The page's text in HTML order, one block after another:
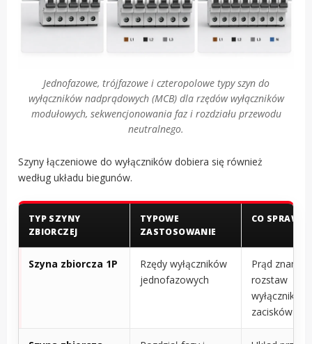
Jednofazowe, trójfazowe i czteropolowe typy szyn do
wyłączników nadprądowych (MCB) dla rzędów wyłączników
modułowych, sekwencjonowania faz i rozdziału przewodu
neutralnego.
Szyny łączeniowe do wyłączników dobiera się również
według układu biegunów.
TYP SZYNY
ZBIORCZEJ
TYPOWE
ZASTOSOWANIE
CO
Szyna zbiorcza 1P
Rzędy wyłączników
jednofazowych
Prąd
rozstaw
zacisków